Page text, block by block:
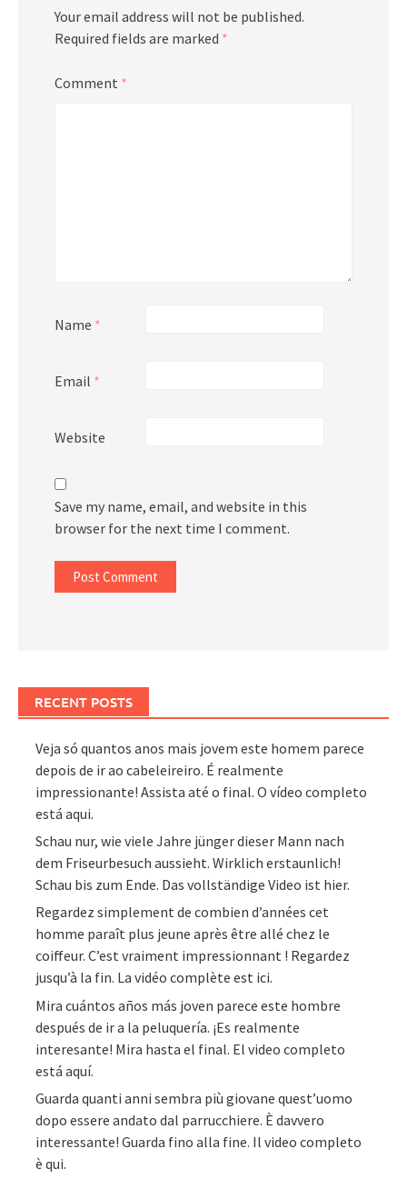
Your email address will not be published.
Required fields are marked *
Comment *
Name *
Email *
Website
Save my name, email, and website in this
browser for the next time I comment.
RECENT POSTS
Veja só quantos anos mais jovem este homem parece
depois de ir ao cabeleireiro. É realmente
impressionante! Assista até o final. O vídeo completo
está aqui.
Schau nur, wie viele Jahre jünger dieser Mann nach
dem Friseurbesuch aussieht. Wirklich erstaunlich!
Schau bis zum Ende. Das vollständige Video ist hier.
Regardez simplement de combien d’années cet
homme paraît plus jeune après être allé chez le
coiffeur. C’est vraiment impressionnant ! Regardez
jusqu’à la fin. La vidéo complète est ici.
Mira cuántos años más joven parece este hombre
después de ir a la peluquería. ¡Es realmente
interesante! Mira hasta el final. El video completo
está aquí.
Guarda quanti anni sembra più giovane quest’uomo
dopo essere andato dal parrucchiere. È davvero
interessante! Guarda fino alla fine. Il video completo
è qui.